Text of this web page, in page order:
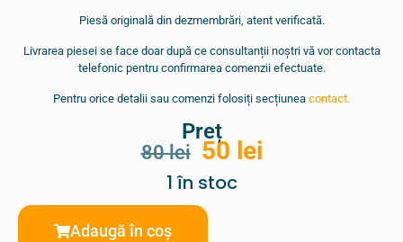
Piesă originală din dezmembrări, atent verificată.
Livrarea piesei se face doar după ce consultanții noștri vă vor contacta
telefonic pentru confirmarea comenzii efectuate.
Pentru orice detalii sau comenzi folosiți secțiunea contact.
Preț
80lei 50 lei
1 în stoc
Adaugă în coș